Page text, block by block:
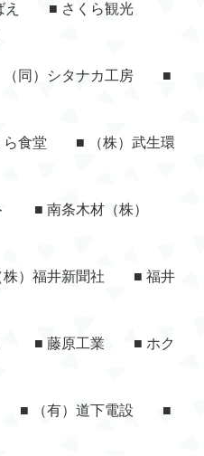
ばえ ■ さくら観光
同）シタナカ工房 ■
食堂 ■ （株）武生環
ト ■ 南条木材（株）
）福井新聞社 ■ 福井
） ■ 藤原工業 ■ ホク
■ （有）道下電設 ■